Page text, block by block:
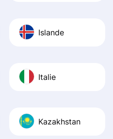
Islande
Italie
Kazakhstan